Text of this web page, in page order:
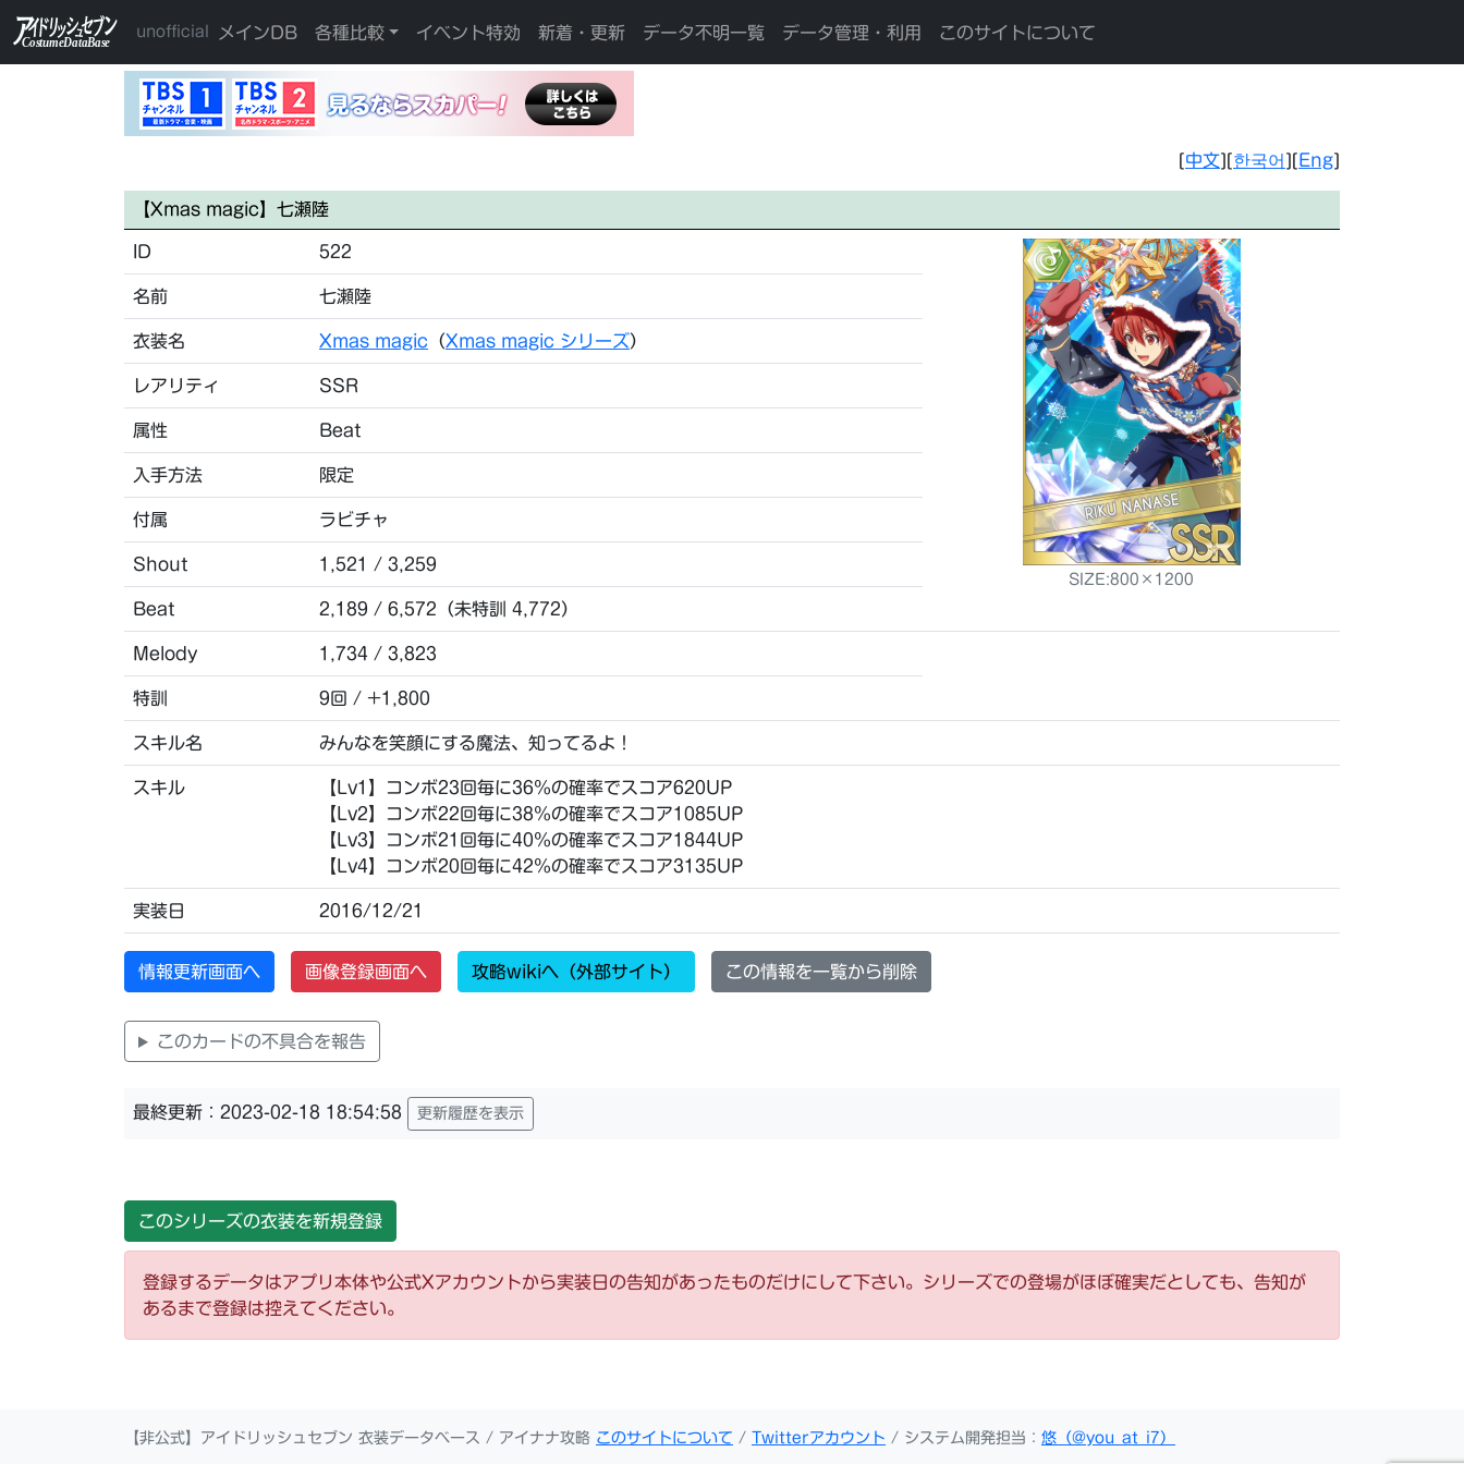
unofficial メインDB 各種比較 イベント特効 新着・更新 データ不明一覧 データ管理・利用 このサイトについて
[中文][한국어 ][Eng]
【Xmas magic】七瀬陸
ID 522
SIZE:800×1200
名前 七瀬陸
衣装名 Xmas magic （Xmas magic シリーズ）
レアリティ SSR
属性 Beat
入手方法 限定
付属 ラビチャ
Shout 1,521 / 3,259
Beat 2,189 / 6,572（未特訓 4,772）
Melody 1,734 / 3,823
特訓 9回 / +1,800
スキル名 みんなを笑顔にする魔法、知ってるよ！
スキル
【Lv1】コンボ23回毎に36％の確率でスコア620UP
【Lv2】コンボ22回毎に38％の確率でスコア1085UP
【Lv3】コンボ21回毎に40％の確率でスコア1844UP
【Lv4】コンボ20回毎に42％の確率でスコア3135UP
実装日 2016/12/21
情報更新画面へ 画像登録画面へ 攻略wikiへ（外部サイト） この情報を一覧から削除
このカードの不具合を報告
最終更新：2023-02-18 18:54:58 更新履歴を表示
このシリーズの衣装を新規登録
登録するデータはアプリ本体や公式Xアカウントから実装日の告知があったものだけにして下さい。シリーズでの登場がほぼ確実だとしても、告知が
あるまで登録は控えてください。
【非公式】アイドリッシュセブン 衣装データベース / アイナナ攻略 このサイトについて / Twitterアカウント / システム開発担当： 悠（@you_at_i7）